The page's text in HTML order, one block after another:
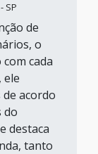
SP
de
o
cada
ele
acordo
do
destaca
tanto